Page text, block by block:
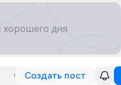
Создать пост